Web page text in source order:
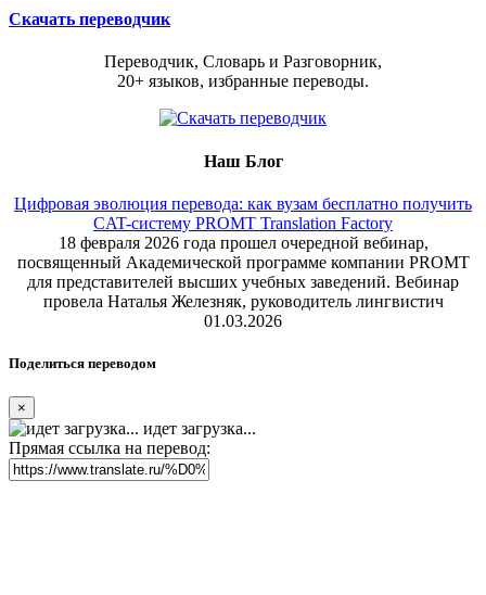
Скачать переводчик
Переводчик, Словарь и Разговорник,
20+ языков, избранные переводы.
Наш Блог
Цифровая эволюция перевода: как вузам бесплатно получить
CAT-систему PROMT Translation Factory
18 февраля 2026 года прошел очередной вебинар,
посвященный Академической программе компании PROMT
для представителей высших учебных заведений. Вебинар
провела Наталья Железняк, руководитель лингвистич
01.03.2026
Поделиться переводом
×
идет загрузка...
Прямая ссылка на перевод: